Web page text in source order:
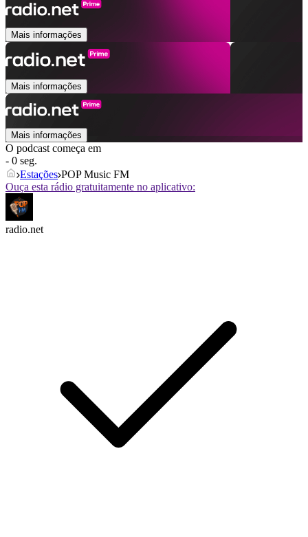
Mais informações
Mais informações
Mais informações
O podcast começa em
- 0 seg.
Estações POP Music FM
Ouça esta rádio gratuitamente no aplicativo:
radio.net